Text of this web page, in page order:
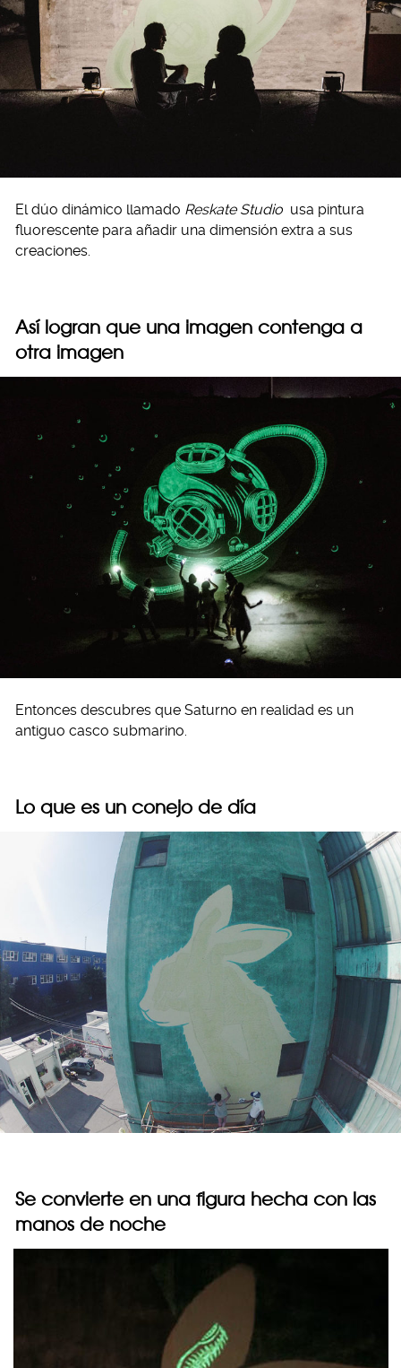
El dúo dinámico llamado Reskate Studio usa pintura
fluorescente para añadir una dimensión extra a sus
creaciones.
Así logran que una imagen contenga a
otra imagen
Entonces descubres que Saturno en realidad es un
antiguo casco submarino.
Lo que es un conejo de día
Se convierte en una figura hecha con las
manos de noche